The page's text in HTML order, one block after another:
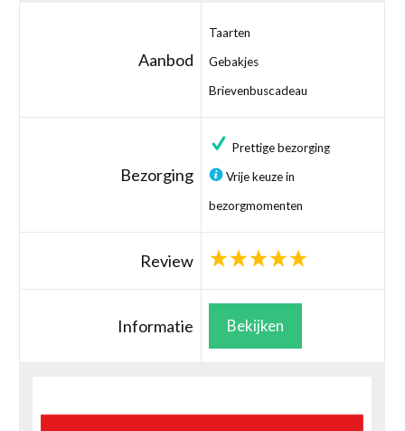
Aanbod
Taarten
Gebakjes
Brievenbuscadeau
Bezorging
Prettige bezorging
Vrije keuze in
bezorgmomenten
Review
Informatie Bekijken